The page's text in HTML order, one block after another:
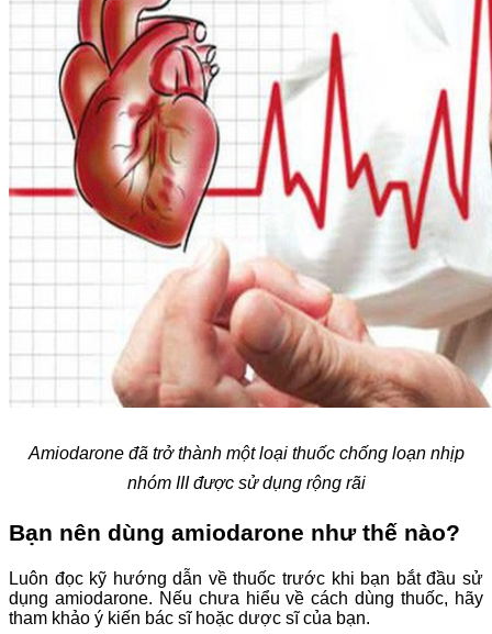
Amiodarone đã trở thành một loại thuốc chống loạn nhịp
nhóm III được sử dụng rộng rãi
Bạn nên dùng amiodarone như thế nào?
Luôn đọc kỹ hướng dẫn về thuốc trước khi bạn bắt đầu sử
dụng amiodarone. Nếu chưa hiểu về cách dùng thuốc, hãy
tham khảo ý kiến ​​bác sĩ hoặc dược sĩ của bạn.